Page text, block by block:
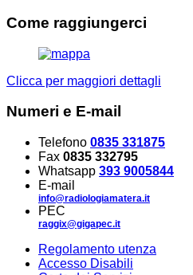
Come raggiungerci
Clicca per maggiori dettagli
Numeri e E-mail
Telefono 0835 331875
Fax 0835 332795
Whatsapp 393 9005844
E-mail
info@radiologiamatera.it
PEC
raggix@gigapec.it
Regolamento utenza
Accesso Disabili